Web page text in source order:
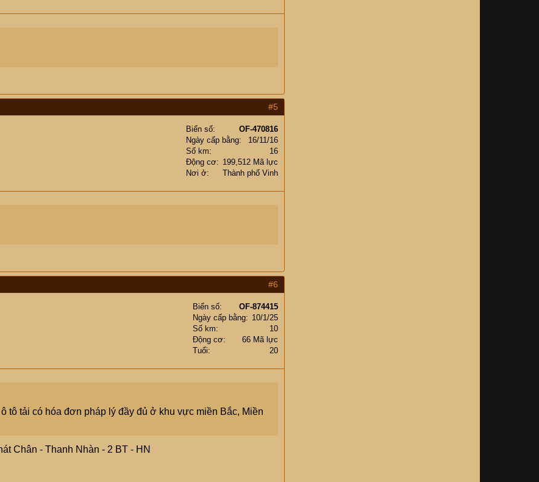
#5
Biển số
OF-470816
Ngày cấp bằng
16/11/16
Số km
16
Động cơ
199,512 Mã lực
Nơi ở
Thành phố Vinh
#6
Biển số
OF-874415
Ngày cấp bằng
10/1/25
Số km
10
Động cơ
66 Mã lực
Tuổi
20
tô tải có hóa đơn pháp lý đầy đủ ở khu vực miền Bắc, Miền
Chân - Thanh Nhàn - 2 BT - HN